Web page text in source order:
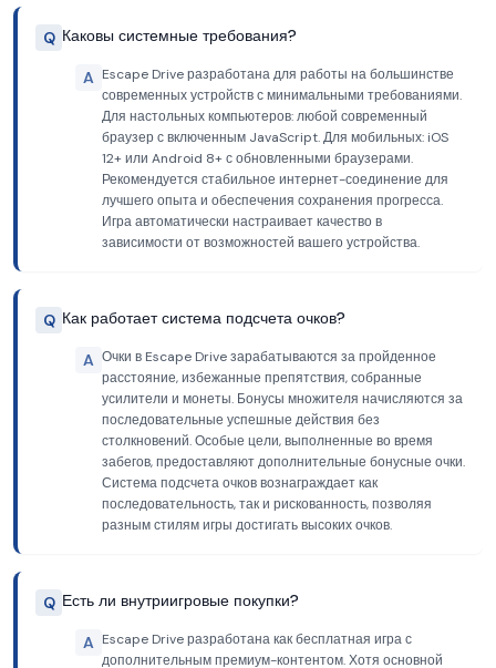
Q Каковы системные требования?
A Escape Drive разработана для работы на большинстве
современных устройств с минимальными требованиями.
Для настольных компьютеров: любой современный
браузер с включенным JavaScript. Для мобильных: iOS
12+ или Android 8+ с обновленными браузерами.
Рекомендуется стабильное интернет-соединение для
лучшего опыта и обеспечения сохранения прогресса.
Игра автоматически настраивает качество в
зависимости от возможностей вашего устройства.
Q Как работает система подсчета очков?
A Очки в Escape Drive зарабатываются за пройденное
расстояние, избежанные препятствия, собранные
усилители и монеты. Бонусы множителя начисляются за
последовательные успешные действия без
столкновений. Особые цели, выполненные во время
забегов, предоставляют дополнительные бонусные очки.
Система подсчета очков вознаграждает как
последовательность, так и рискованность, позволяя
разным стилям игры достигать высоких очков.
Q Есть ли внутриигровые покупки?
A Escape Drive разработана как бесплатная игра с
дополнительным премиум-контентом. Хотя основной